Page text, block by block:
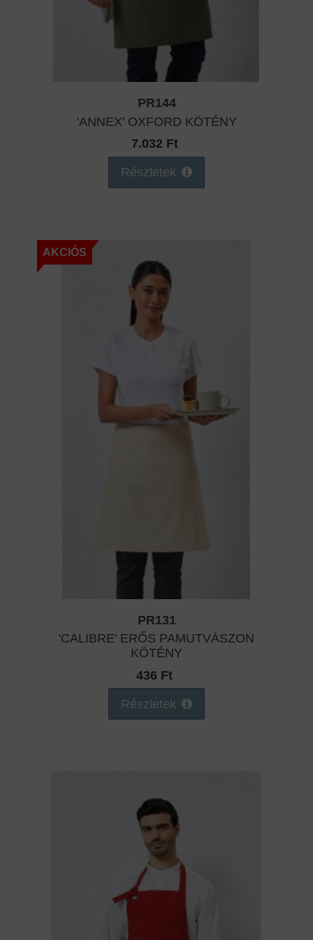
PR144
'ANNEX' OXFORD KÖTÉNY
7.032 Ft
Részletek
AKCIÓS
PR131
'CALIBRE' ERŐS PAMUTVÁSZON
KÖTÉNY
436 Ft
Részletek